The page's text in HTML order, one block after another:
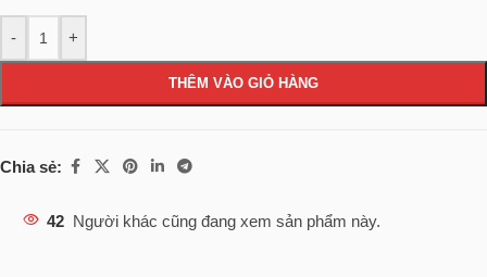
- +
THÊM VÀO GIỎ HÀNG
Chia sẻ:
42 Người khác cũng đang xem sản phẩm này.